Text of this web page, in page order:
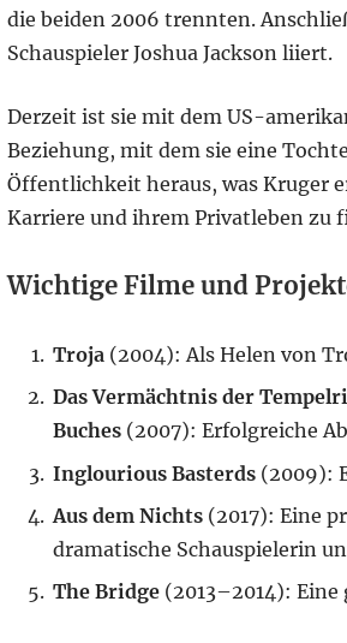
die beiden 2006 trennten.
Schauspieler Joshua Jackson liiert.
Derzeit ist sie mit dem US-
Beziehung, mit dem sie eine
Öffentlichkeit heraus, was Kruger
Karriere und ihrem Privatleben zu
Wichtige Filme und
Troja(2004): Als Helen von
Das Vermächtnis der
Buches(2007): Erfolgreiche
Inglourious Basterds(2009):
Aus dem Nichts(2017): Eine
dramatische Schauspielerin
The Bridge(2013–2014): Eine